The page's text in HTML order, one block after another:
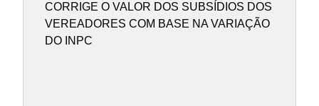
CORRIGE O VALOR DOS SUBSÍDIOS DOS
VEREADORES COM BASE NA VARIAÇÃO
DO INPC